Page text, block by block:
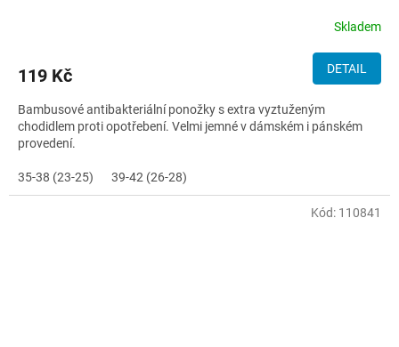
Skladem
119 Kč DETAIL
Bambusové antibakteriální ponožky s extra vyztuženým
chodidlem proti opotřebení. Velmi jemné v dámském i pánském
provedení.
35-38 (23-25) 39-42 (26-28)
Kód: 110841